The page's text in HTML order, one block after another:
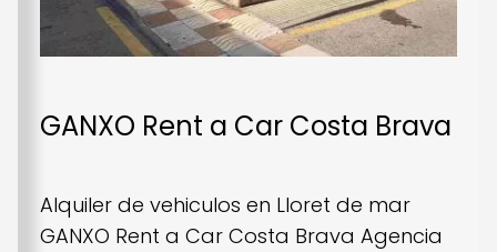
GANXO Rent a Car Costa Brava
Alquiler de vehiculos en Lloret de mar
GANXO Rent a Car Costa Brava Agencia